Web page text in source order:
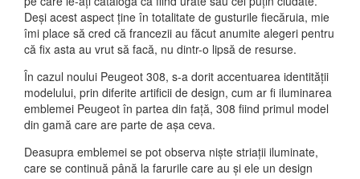
Deși acest aspect ține în totalitate de gusturile fiecăruia, mie
îmi place să cred că francezii au făcut anumite alegeri pentru
că fix asta au vrut să facă, nu dintr-o lipsă de resurse.
În cazul noului Peugeot 308, s-a dorit accentuarea identității
modelului, prin diferite artificii de design, cum ar fi iluminarea
emblemei Peugeot în partea din față, 308 fiind primul model
din gamă care are parte de așa ceva.
Deasupra emblemei se pot observa niște striații iluminate,
care se continuă până la farurile care au și ele un design